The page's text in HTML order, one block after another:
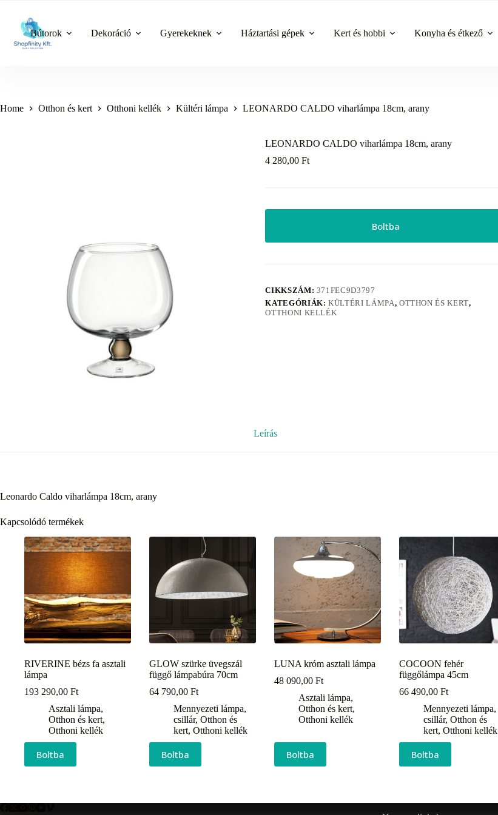
content
Bútorok Dekoráció Gyerekeknek Háztartási gépek Kert és hobbi Konyha és étkező
Home Otthon és kert Otthoni kellék Kültéri lámpa LEONARDO CALDO viharlámpa 18cm, arany
LEONARDO CALDO viharlámpa 18cm, arany
4 280,00Ft
Boltba
CIKKSZÁM: 371FEC9D3797
KATEGÓRIÁK:KÜLTÉRI LÁMPA, OTTHON ÉS KERT,
OTTHONI KELLÉK
Leírás
Leonardo Caldo viharlámpa 18cm, arany
Kapcsolódó termékek
RIVERINE bézs fa asztali
lámpa
193 290,00 Ft
Asztali lámpa,
Otthon és kert,
Otthoni kellék
Boltba
GLOW szürke üvegszál
függő lámpabúra 70cm
64 790,00Ft
Mennyezeti lámpa,
csillár,Otthon és
kert,Otthoni kellék
Boltba
LUNA króm asztali lámpa
48 090,00Ft
Asztali lámpa,
Otthon és kert,
Otthoni kellék
Boltba
COCOON fehér
függőlámpa 45cm
66 490,00Ft
Mennyezeti lámpa,
csillár,Otthon és
kert,Otthoni kellék
Boltba